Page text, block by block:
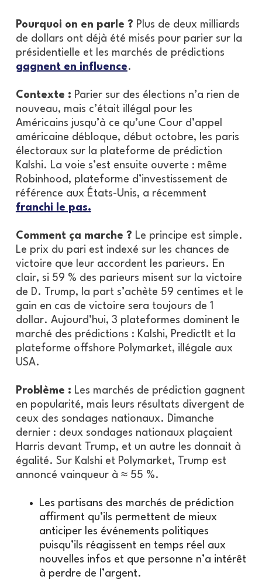
Pourquoi on en parle ? Plus de deux milliards
de dollars ont déjà été misés pour parier sur la
présidentielle et les marchés de prédictions
gagnent en influence.
Contexte : Parier sur des élections n’a rien de
nouveau, mais c’était illégal pour les
Américains jusqu’à ce qu’une Cour d’appel
américaine débloque, début octobre, les paris
électoraux sur la plateforme de prédiction
Kalshi. La voie s’est ensuite ouverte : même
Robinhood, plateforme d’investissement de
référence aux États-Unis, a récemment
franchi le pas.
Comment ça marche ? Le principe est simple.
Le prix du pari est indexé sur les chances de
victoire que leur accordent les parieurs. En
clair, si 59 % des parieurs misent sur la victoire
de D. Trump, la part s’achète 59 centimes et le
gain en cas de victoire sera toujours de 1
dollar. Aujourd’hui, 3 plateformes dominent le
marché des prédictions : Kalshi, PredictIt et la
plateforme offshore Polymarket, illégale aux
USA.
Problème : Les marchés de prédiction gagnent
en popularité, mais leurs résultats divergent de
ceux des sondages nationaux. Dimanche
dernier : deux sondages nationaux plaçaient
Harris devant Trump, et un autre les donnait à
égalité. Sur Kalshi et Polymarket, Trump est
annoncé vainqueur à ≈ 55 %.
Les partisans des marchés de prédiction
affirment qu’ils permettent de mieux
anticiper les événements politiques
puisqu’ils réagissent en temps réel aux
nouvelles infos et que personne n’a intérêt
à perdre de l’argent.